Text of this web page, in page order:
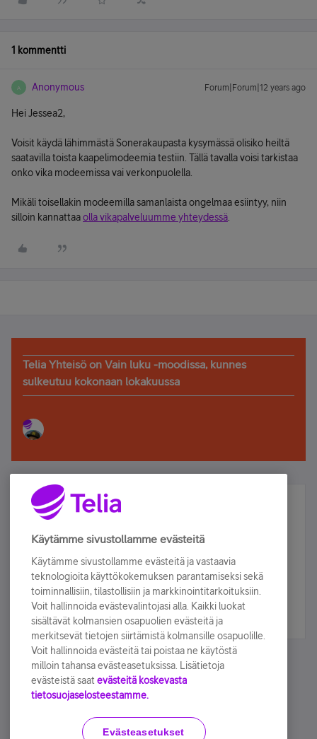
1 kommentti
A Anonymous Forum|Forum|12 years ago
Hei Jessea2,
Voisit käydä lähimmästä Sonerakaupasta kysymässä olisiko heiltä
saatavilla toista kaapelimodeemia testiin. Tällä tavalla voisi tarkistaa
onko vika modeemissa vai verkonpuolella.
Mikäli toisellakin modeemilla samanlaista ongelmaa esiintyy, niin
silloin kannattaaolla vikapalveluumme yhteydessä
Telia Yhteisö on Vain luku -moodissa, kunnes
sulkeutuu kokonaan lokakuussa
Älä jää paitsi – osallistu ja voita!
Tilaa Telian uutiskirje ja olet mukana arvonnassa.
sähköpostiisi.
Tilaa nyt
Käyttöehdot Accessibility statement
Käytämme sivustollamme evästeitä
Käytämme sivustollamme evästeitä ja vastaavia
teknologioita käyttökokemuksen parantamiseksi sekä
toiminnallisiin, tilastollisiin ja markkinointitarkoituksiin.
Voit hallinnoida evästevalintojasi alla. Kaikki luokat
sisältävät kolmansien osapuolien evästeitä ja
merkitsevät tietojen siirtämistä kolmansille osapuolille.
Voit hallinnoida evästeitä tai poistaa ne käytöstä
milloin tahansa evästeasetuksissa. Lisätietoja
evästeistä saat evästeitä koskevasta
tietosuojaselosteestamme.
Evästeasetukset